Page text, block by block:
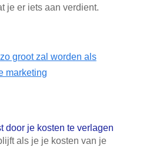
je er iets aan verdient.
groot zal worden als
marketing
door je kosten te verlagen
als je je kosten van je